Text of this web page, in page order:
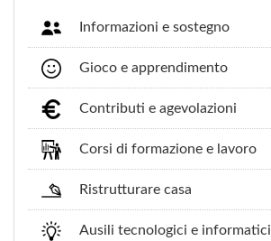
Informazioni e sostegno
Gioco e apprendimento
Contributi e agevolazioni
Corsi di formazione e lavoro
Ristrutturare casa
Ausili tecnologici e informatici